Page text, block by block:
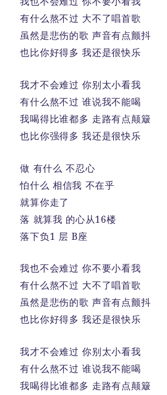
有什么熬不过 大不了唱首歌
虽然是悲伤的歌 声音有点颤抖
也比你好得多 我还是很快乐
我才不会难过 你别太小看我
有什么熬不过 谁说我不能喝
我喝得比谁都多 走路有点颠簸
也比你强得多 我还是很快乐
做 有什么 不忍心
怕什么 相信我 不在乎
就算你走了
落 就算我 的心从16楼
落下负1 层 B座
我也不会难过 你不要小看我
有什么熬不过 大不了唱首歌
虽然是悲伤的歌 声音有点颤抖
也比你好得多 我还是很快乐
我才不会难过 你别太小看我
有什么熬不过 谁说我不能喝
我喝得比谁都多 走路有点颠簸